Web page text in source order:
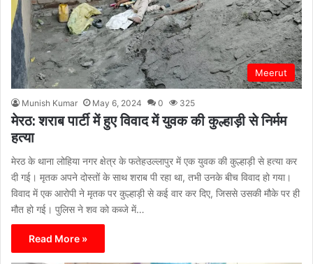
Meerut
Munish Kumar May 6, 2024 0 325
मेरठ: शराब पार्टी में हुए विवाद में युवक की कुल्हाड़ी से निर्मम
हत्या
मेरठ के थाना लोहिया नगर क्षेत्र के फतेहउल्लापुर में एक युवक की कुल्हाड़ी से हत्या कर
दी गई। मृतक अपने दोस्तों के साथ शराब पी रहा था, तभी उनके बीच विवाद हो गया।
विवाद में एक आरोपी ने मृतक पर कुल्हाड़ी से कई वार कर दिए, जिससे उसकी मौके पर ही
मौत हो गई। पुलिस ने शव को कब्जे में…
Read More »